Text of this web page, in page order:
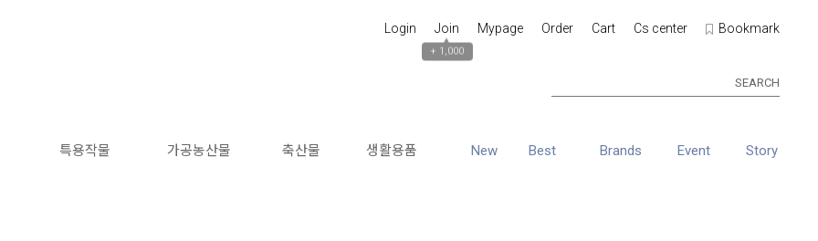
Login Join
▲
+ 1,000
Mypage Order Cart Cs center Bookmark
SEARCH
특용작물 가공농산물 축산물 생활용품 New Best Brands Event Story